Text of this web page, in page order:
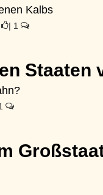
Kalbs
| 1
Staaten